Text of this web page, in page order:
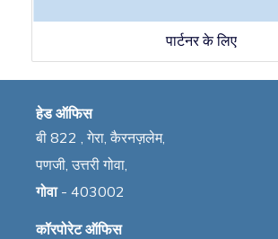
पार्टनर के लिए
हेड ऑफिस
बी 822 , गेरा, कैरनज़लेम,
पणजी, उत्तरी गोवा,
गोवा- 403002
कॉरपोरेट ऑफिस